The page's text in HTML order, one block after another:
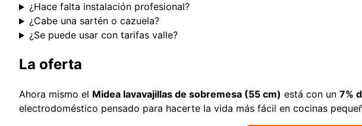
¿Hace falta instalación profesional?
¿Cabe una sartén o cazuela?
¿Se puede usar con tarifas valle?
La oferta
Ahora mismo el Midea lavavajillas de sobremesa (55 cm) está con un 7%
electrodoméstico pensado para hacerte la vida más fácil en cocinas